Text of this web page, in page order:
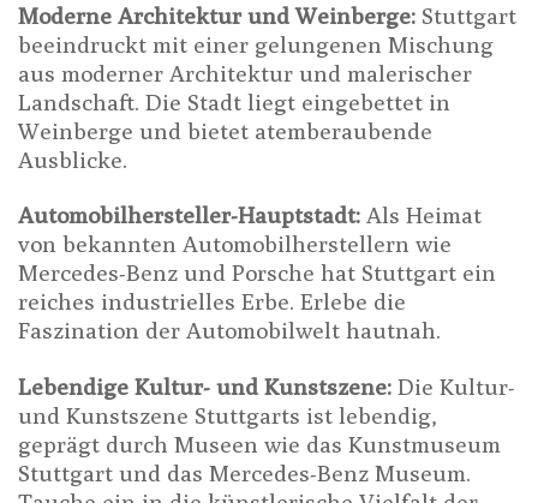
Moderne Architektur und Weinberge: Stuttgart
beeindruckt mit einer gelungenen Mischung
aus moderner Architektur und malerischer
Landschaft. Die Stadt liegt eingebettet in
Weinberge und bietet atemberaubende
Ausblicke.
Automobilhersteller-Hauptstadt: Als Heimat
von bekannten Automobilherstellern wie
Mercedes-Benz und Porsche hat Stuttgart ein
reiches industrielles Erbe. Erlebe die
Faszination der Automobilwelt hautnah.
Lebendige Kultur- und Kunstszene: Die Kultur-
und Kunstszene Stuttgarts ist lebendig,
geprägt durch Museen wie das Kunstmuseum
Stuttgart und das Mercedes-Benz Museum.